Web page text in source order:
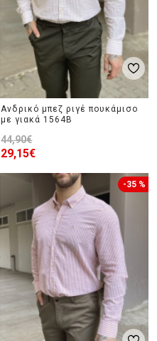
Ανδρικό μπεζ ριγέ πουκάμισο
με γιακά 1564B
29,15€
44,90€
-35 %